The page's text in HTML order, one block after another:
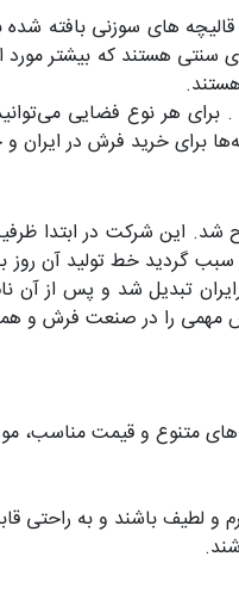
های سوزنی بافته شده با
هستند که بیشتر مورد
. برای هر نوع فضایی
برای خرید فرش در
روی استفاده از متریال های درجه 1 و با کیفیت
تبدیل شد و پس از آن
فروش خود نقش مهمی را در
و قیمت مناسب، مورد
لطیف باشند و به راحتی